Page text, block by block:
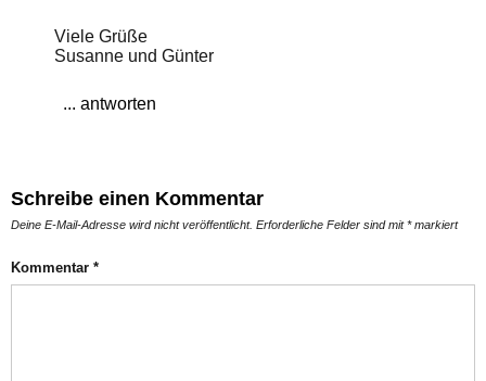
Viele Grüße
Susanne und Günter
... antworten
Schreibe einen Kommentar
Deine E-Mail-Adresse wird nicht veröffentlicht. Erforderliche Felder sind mit*markiert
Kommentar *